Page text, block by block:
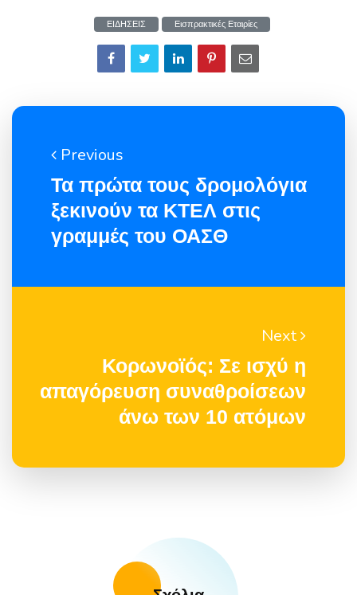
ΕΙΔΗΣΕΙΣ Εισπρακτικές Εταιρίες
Previous
Τα πρώτα τους δρομολόγια
ξεκινούν τα ΚΤΕΛ στις
γραμμές του ΟΑΣΘ
Next
Κορωνοϊός: Σε ισχύ η
απαγόρευση συναθροίσεων
άνω των 10 ατόμων